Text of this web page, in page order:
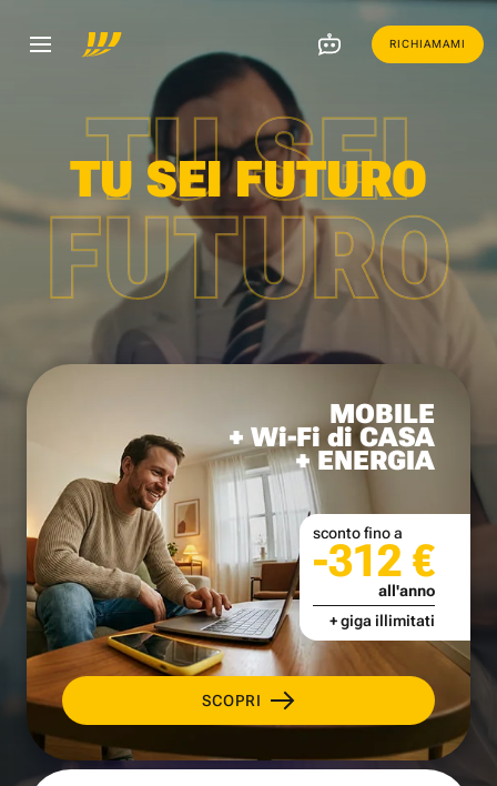
RICHIAMAMI
TU SEI
FUTURO
TU SEI FUTURO
MOBILE
+ Wi-Fi di CASA
+ ENERGIA
SCOPRI
sconto fino a
-312 €
all'anno
+ giga illimitati